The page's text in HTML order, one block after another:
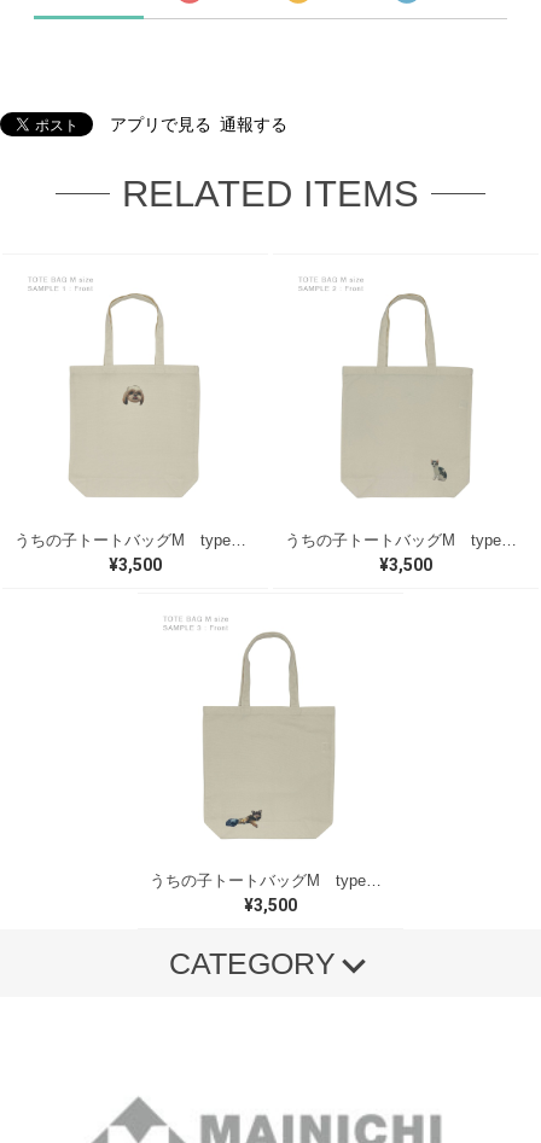
アプリで見る 通報する
RELATED ITEMS
うちの子トートバッグM type－A
¥3,500
うちの子トートバッグM type－B
¥3,500
¥3,500
CATEGORY
コースター